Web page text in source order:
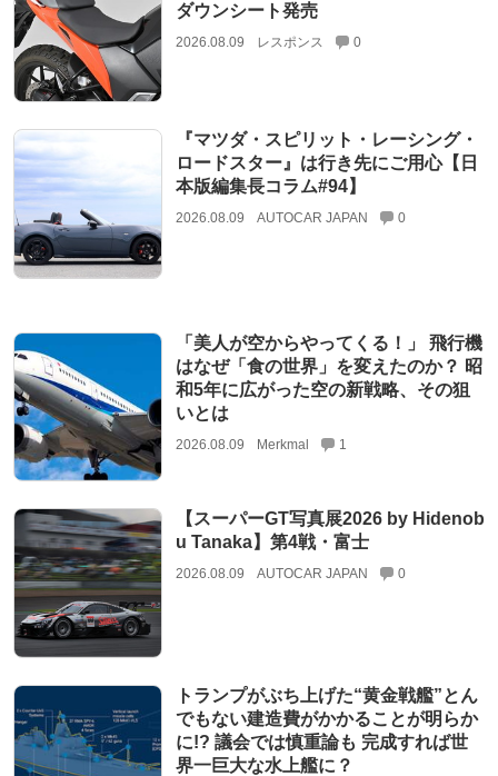
ダウンシート発売
2026.08.09 レスポンス 0
『マツダ・スピリット・レーシング・
ロードスター』は行き先にご用心【日
本版編集長コラム#94】
2026.08.09 AUTOCAR JAPAN 0
「美人が空からやってくる！」 飛行機
はなぜ「食の世界」を変えたのか？ 昭
和5年に広がった空の新戦略、その狙
いとは
2026.08.09 Merkmal 1
【スーパーGT写真展2026 by Hidenob
u Tanaka】第4戦・富士
2026.08.09 AUTOCAR JAPAN 0
トランプがぶち上げた“黄金戦艦”とん
でもない建造費がかかることが明らか
に!? 議会では慎重論も 完成すれば世
界一巨大な水上艦に？